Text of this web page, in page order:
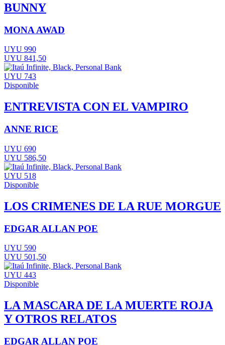
BUNNY
MONA AWAD
UYU 990
UYU 841,50
UYU 743
Disponible
ENTREVISTA CON EL VAMPIRO
ANNE RICE
UYU 690
UYU 586,50
UYU 518
Disponible
LOS CRIMENES DE LA RUE MORGUE
EDGAR ALLAN POE
UYU 590
UYU 501,50
UYU 443
Disponible
LA MASCARA DE LA MUERTE ROJA
Y OTROS RELATOS
EDGAR ALLAN POE